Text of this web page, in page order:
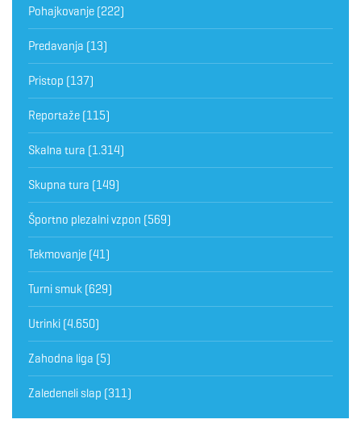
Pohajkovanje (222)
Predavanja (13)
Pristop (137)
Reportaže (115)
Skalna tura (1.314)
Skupna tura (149)
Športno plezalni vzpon (569)
Tekmovanje (41)
Turni smuk (629)
Utrinki (4.650)
Zahodna liga (5)
Zaledeneli slap (311)